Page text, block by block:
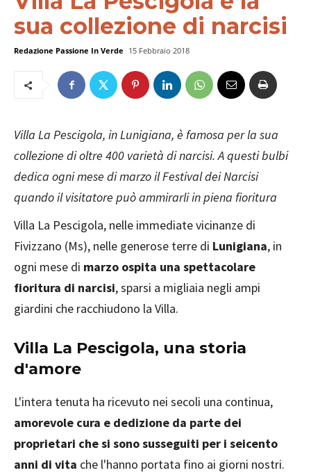
sua collezione di narcisi
Redazione Passione In Verde 15 Febbraio 2018
Villa La Pescigola, in Lunigiana, è famosa per la sua
collezione di oltre 400 varietà di narcisi. A questi bulbi
dedica ogni mese di marzo il Festival dei Narcisi
quando il visitatore può ammirarli in piena fioritura
Villa La Pescigola, nelle immediate vicinanze di
Fivizzano (Ms), nelle generose terre di Lunigiana, in
ogni mese di marzo ospita una spettacolare
fioritura di narcisi, sparsi a migliaia negli ampi
giardini che racchiudono la Villa.
Villa La Pescigola, una storia
d'amore
L'intera tenuta ha ricevuto nei secoli una continua,
amorevole cura e dedizione da parte dei
proprietari che si sono susseguiti per i seicento
anni di vita che l'hanno portata fino ai giorni nostri.